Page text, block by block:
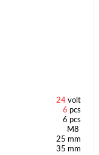
24 volt
6 pcs
6 pcs
M8
25 mm
35 mm